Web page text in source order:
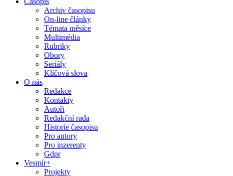
Archiv časopisu
On-line články
Témata měsíce
Multimédia
Rubriky
Obory
Seriály
Klíčová slova
O nás
Redakce
Kontakty
Autoři
Redakční rada
Historie časopisu
Pro autory
Pro inzerenty
Gdpr
Vesmír+
Projekty